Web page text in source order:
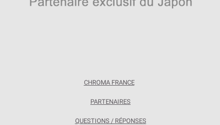
CHROMA FRANCE
PARTENAIRES
QUESTIONS / RÉPONSES